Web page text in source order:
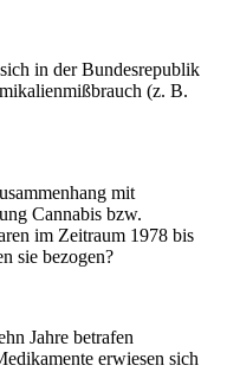
in der Bundesrepublik
(z. B.
mit
Cannabis bzw.
im Zeitraum 1978 bis
sie bezogen?
Jahre betrafen
erwiesen sich